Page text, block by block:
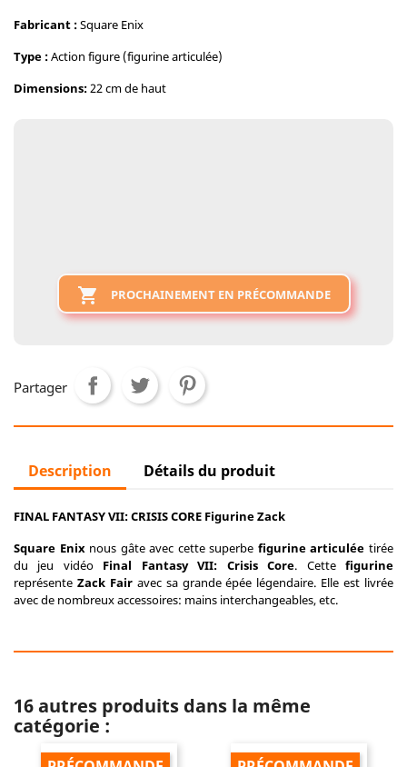
Fabricant :Square Enix
Type :Action figure (figurine articulée)
Dimensions:22 cm de haut
 PROCHAINEMENT EN PRÉCOMMANDE
Partager
Description Détails du produit
FINAL FANTASY VII: CRISIS CORE Figurine Zack
Square Enixnous gâte avec cette superbe figurine articulée tirée
du jeu vidéo Final Fantasy VII: Crisis Core. Cettefigurine
représente Zack Fairavec sa grande épée légendaire. Elle est livrée
avec de nombreux accessoires: mains interchangeables, etc.
16 autres produits dans la même
catégorie :